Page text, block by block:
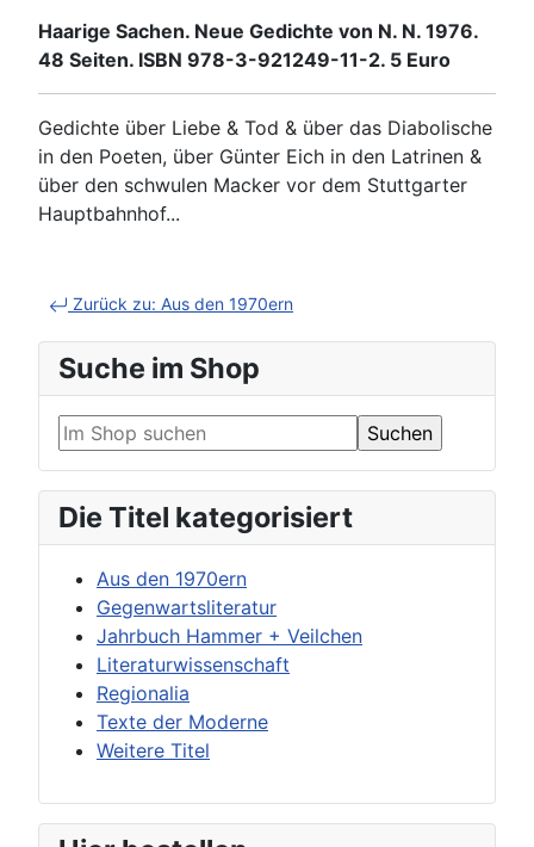
Haarige Sachen. Neue Gedichte von N. N. 1976.
48 Seiten. ISBN 978-3-921249-11-2. 5 Euro
Gedichte über Liebe & Tod & über das Diabolische
in den Poeten, über Günter Eich in den Latrinen &
über den schwulen Macker vor dem Stuttgarter
Hauptbahnhof...
Zurück zu: Aus den 1970ern
Suche im Shop
Die Titel kategorisiert
Aus den 1970ern
Gegenwartsliteratur
Jahrbuch Hammer + Veilchen
Literaturwissenschaft
Regionalia
Texte der Moderne
Weitere Titel